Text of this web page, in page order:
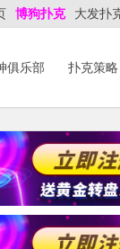
博狗扑克 大发扑
俱乐部 扑克策略